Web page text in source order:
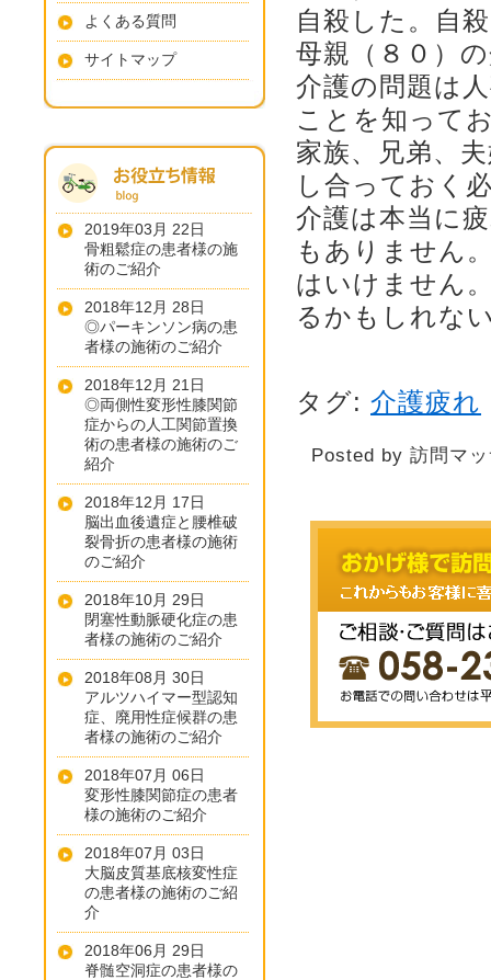
自殺した。自
母親（８０）
介護の問題は
ことを知って
家族、兄弟、
し合っておく
介護は本当に
もありません
はいけません
るかもしれな
タグ: 介護疲れ
Posted by 訪問マ
よくある質問
サイトマップ
2019年03月 22日
骨粗鬆症の患者様の施
術のご紹介
2018年12月 28日
◎パーキンソン病の患
者様の施術のご紹介
2018年12月 21日
◎両側性変形性膝関節
症からの人工関節置換
術の患者様の施術のご
紹介
2018年12月 17日
脳出血後遺症と腰椎破
裂骨折の患者様の施術
のご紹介
2018年10月 29日
閉塞性動脈硬化症の患
者様の施術のご紹介
2018年08月 30日
アルツハイマー型認知
症、廃用性症候群の患
者様の施術のご紹介
2018年07月 06日
変形性膝関節症の患者
様の施術のご紹介
2018年07月 03日
大脳皮質基底核変性症
の患者様の施術のご紹
介
2018年06月 29日
脊髄空洞症の患者様の